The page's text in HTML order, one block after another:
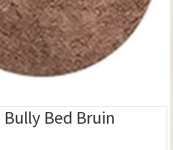
Bully Bed Bruin